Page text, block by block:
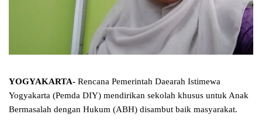
YOGYAKARTA- Rencana Pemerintah Daearah Istimewa
Yogyakarta (Pemda DIY) mendirikan sekolah khusus untuk Anak
Bermasalah dengan Hukum (ABH) disambut baik masyarakat.